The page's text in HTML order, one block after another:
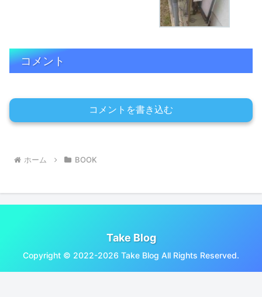
コメント
コメントを書き込む
ホーム BOOK
Take Blog
Copyright © 2022-2026 Take Blog All Rights Reserved.